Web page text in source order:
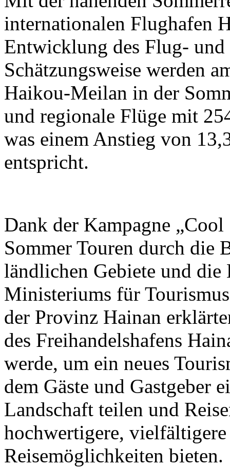
internationalen Flughafen
Entwicklung des Flug- und
Schätzungsweise werden
Haikou-Meilan in der
und regionale Flüge mit
was einem Anstieg von
entspricht.
Dank der Kampagne
Sommer Touren durch die
ländlichen Gebiete und die
Ministeriums für
der Provinz Hainan
des Freihandelshafens
werde, um ein neues
dem Gäste und Gastgeber
Landschaft teilen und
hochwertigere,
Reisemöglichkeiten bieten.